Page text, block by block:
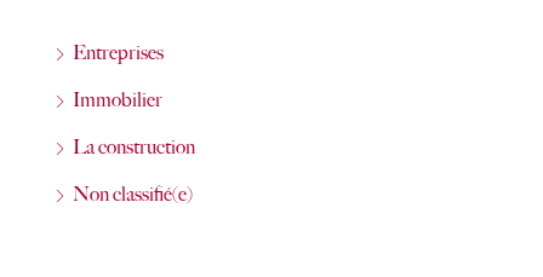
Entreprises
Immobilier
La construction
Non classifié(e)